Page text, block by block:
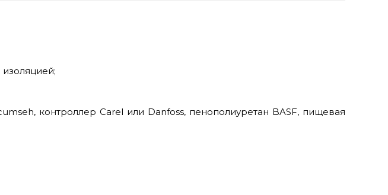
контроллер Carel или Danfoss, пенополиуретан BASF, пищевая